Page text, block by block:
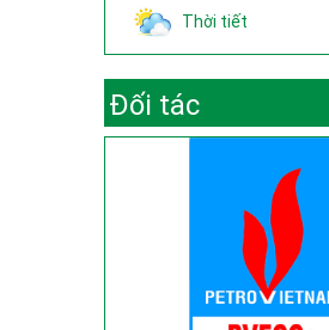
Thời tiết
Đối tác